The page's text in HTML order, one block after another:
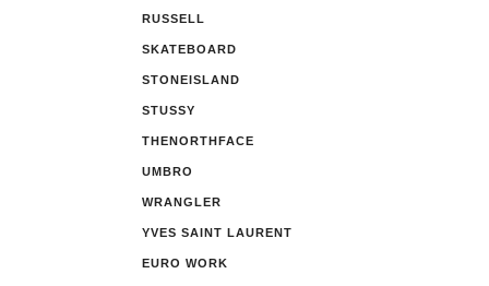
RUSSELL
SKATEBOARD
STONEISLAND
STUSSY
THENORTHFACE
UMBRO
WRANGLER
YVES SAINT LAURENT
EURO WORK